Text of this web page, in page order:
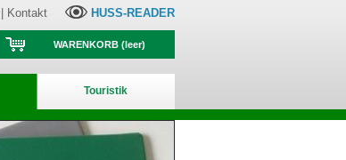
Touristik
Kontakt HUSS-READER
WARENKORB(leer)